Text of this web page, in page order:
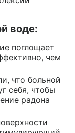
воде:
поглощает
чем
что больной
себя, чтобы
радона